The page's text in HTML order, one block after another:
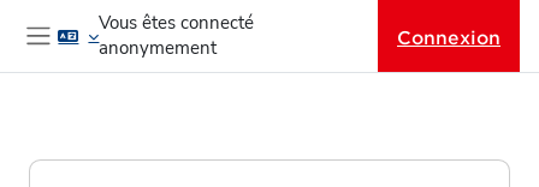
Passer au contenu principal
Panneau latéral
Vous êtes connecté
anonymement
Connexion